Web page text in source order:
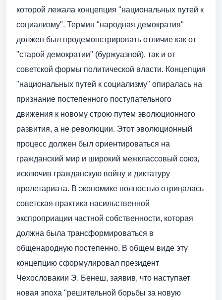
которой лежала концепция "национальных путей к
социализму". Термин "народная демократия"
должен был продемонстрировать отличие как от
"старой демократии" (буржуазной), так и от
советской формы политической власти. Концепция
"национальных путей к социализму" опиралась на
признание постепенного поступательного
движения к новому строю путем эволюционного
развития, а не революции. Этот эволюционный
процесс должен был ориентироваться на
гражданский мир и широкий межклассовый союз,
исключив гражданскую войну и диктатуру
пролетариата. В экономике полностью отрицалась
советская практика насильственной
экспроприации частной собственности, которая
должна была трансформироваться в
общенародную постепенно. В общем виде эту
концепцию сформулировал президент
Чехословакии Э. Бенеш, заявив, что наступает
новая эпоха "решительной борьбы за новую